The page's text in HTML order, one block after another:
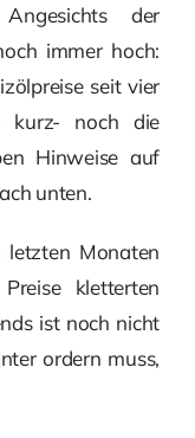
Angesichts der
immer hoch:
seit vier
kurz- noch die
Hinweise auf
unten.
Monaten
kletterten
ist noch nicht
ordern muss,